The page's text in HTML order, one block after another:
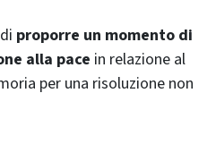
proporre un momento di
alla pace in relazione al
per una risoluzione non